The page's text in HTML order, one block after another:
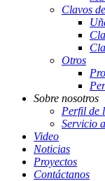
Clavos
Otros
Sobre nosotros
Perfil de
Servicio
Video
Noticias
Proyectos
Contáctanos